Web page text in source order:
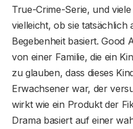
True-Crime-Serie, und
vielleicht, ob sie tatsächlich
Begebenheit basiert. Good
von einer Familie, die ein
zu glauben, dass dieses
Erwachsener war, der
wirkt wie ein Produkt der
Drama basiert auf einer